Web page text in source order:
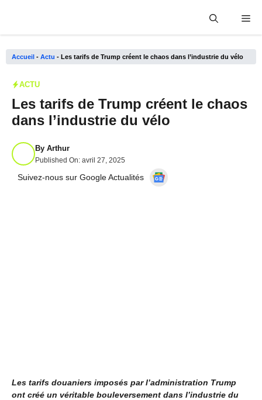
Accueil - Actu - Les tarifs de Trump créent le chaos dans l’industrie du vélo
ACTU
Les tarifs de Trump créent le chaos
dans l’industrie du vélo
By Arthur
Published On: avril 27, 2025
Suivez-nous sur Google Actualités
Les tarifs douaniers imposés par l’administration Trump
ont créé un véritable bouleversement dans l’industrie du